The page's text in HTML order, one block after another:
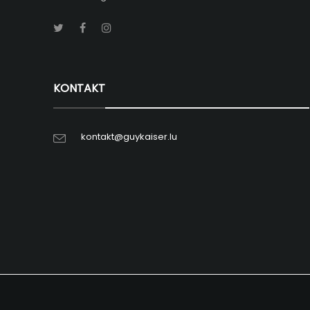
KONTAKT
kontakt@guykaiser.lu